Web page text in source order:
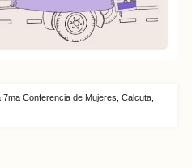
Conferencia de Mujeres, Calcuta,